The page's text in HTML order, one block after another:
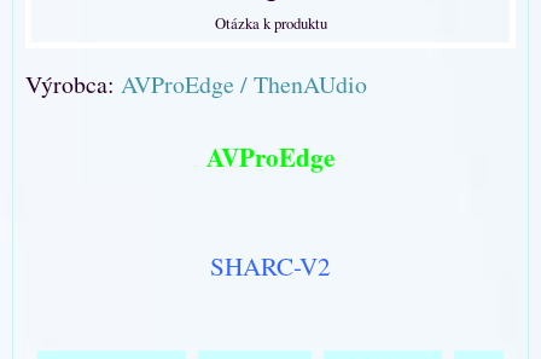
Otázka k produktu
Výrobca: AVProEdge / ThenAUdio
AVProEdge
SHARC-V2